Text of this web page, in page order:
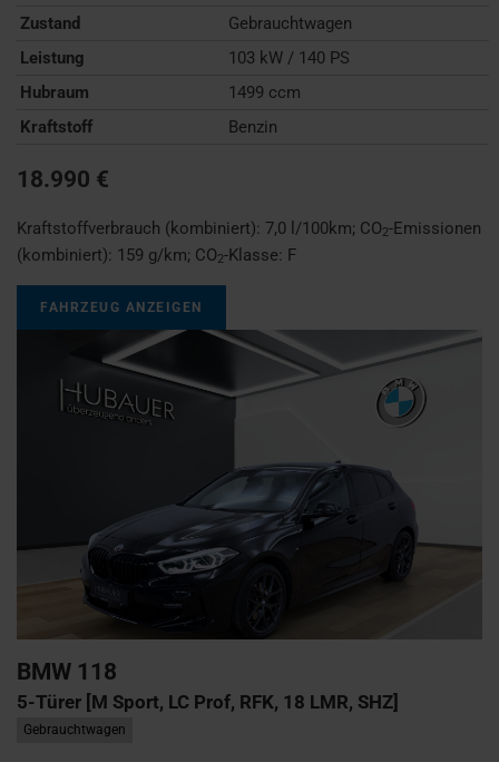
Zustand
Gebrauchtwagen
Leistung
103 kW / 140 PS
Hubraum
1499 ccm
Kraftstoff
Benzin
18.990 €
Kraftstoffverbrauch (kombiniert): 7,0 l/100km; CO2-Emissionen
(kombiniert): 159 g/km; CO2-Klasse: F
FAHRZEUG ANZEIGEN
BMW 118
5-Türer [M Sport, LC Prof, RFK, 18 LMR, SHZ]
Gebrauchtwagen